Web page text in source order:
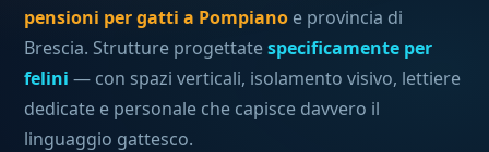
pensioni per gatti a Pompiano e provincia di
Brescia. Strutture progettatespecificamente per
felini — con spazi verticali, isolamento visivo, lettiere
dedicate e personale che capisce davvero il
linguaggio gattesco.